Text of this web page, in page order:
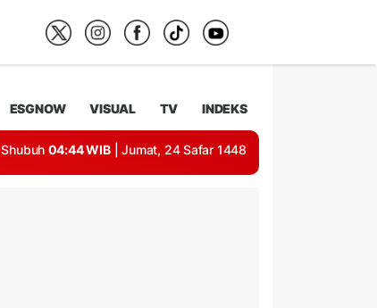
ESGNOW VISUAL TV INDEKS
Shubuh 04:44 WIB | Jumat, 24 Safar 1448